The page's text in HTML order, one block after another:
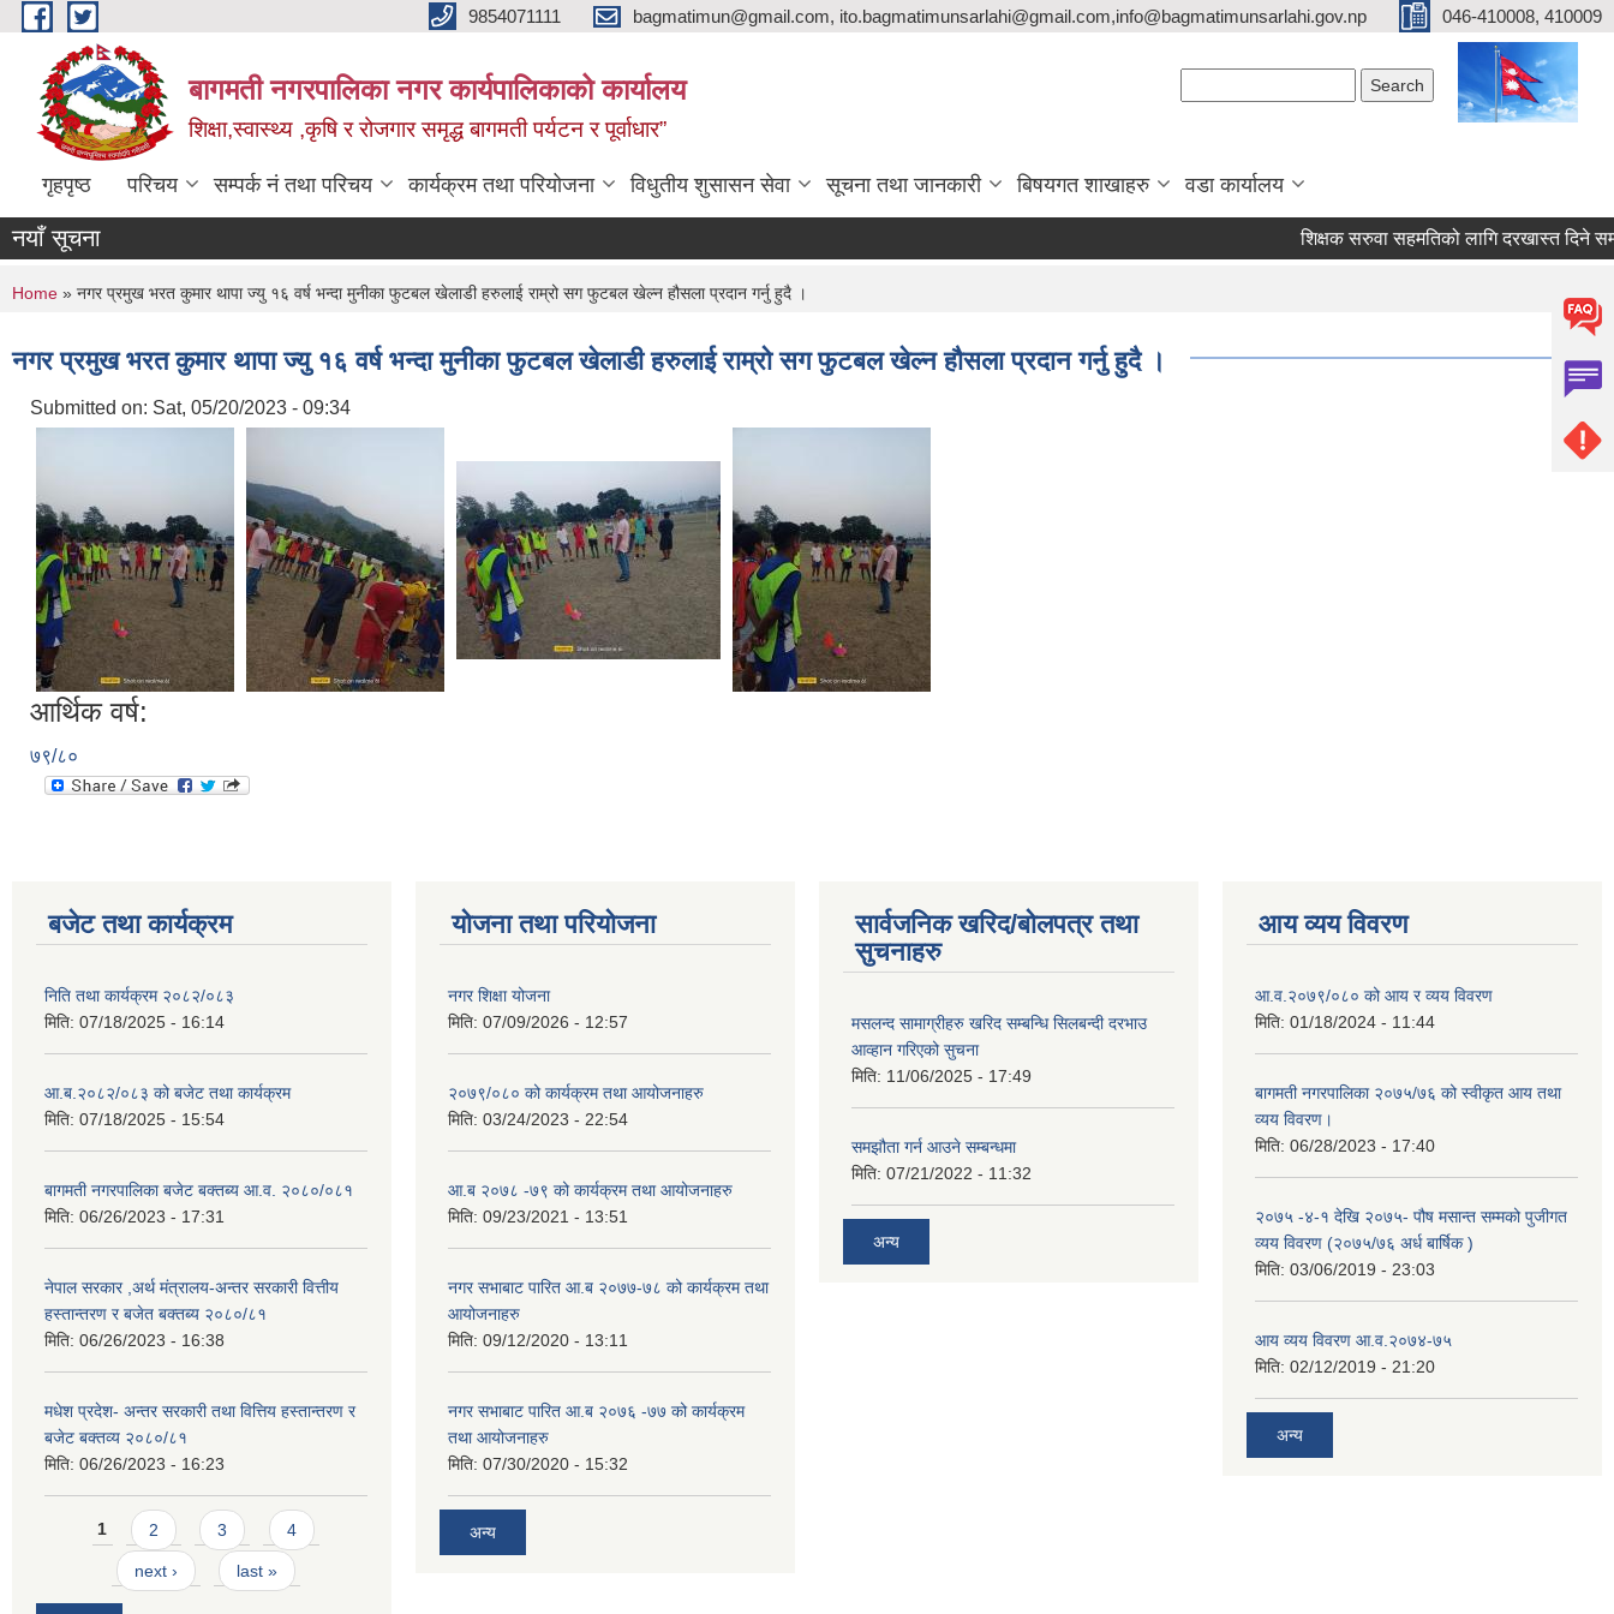
Skip to main content 9854071111 bagmatimun@gmail.com, ito.bagmatimunsarlahi@gmail.com,info@bagmatimunsarlahi.gov.np 046-410008, 410009
बागमती नगरपालिका नगर कार्यपालिकाको कार्यालय
शिक्षा,स्वास्थ्य ,कृषि र रोजगार समृद्ध बागमती पर्यटन र पूर्वाधार”
गृहपृष्ठ परिचय सम्पर्क नं तथा परिचय कार्यक्रम तथा परियोजना विधुतीय शुसासन सेवा सूचना तथा जानकारी बिषयगत शाखाहरु वडा कार्यालय
नयाँ सूचना शिक्षक सरुवा सहमतिको लागि दरखास्त दिने
You are here
Home » नगर प्रमुख भरत कुमार थापा ज्यु १६ वर्ष भन्दा मुनीका फुटबल खेलाडी हरुलाई राम्रो सग फुटबल खेल्न हौसला प्रदान गर्नु हुदै ।
नगर प्रमुख भरत कुमार थापा ज्यु १६ वर्ष भन्दा मुनीका फुटबल खेलाडी हरुलाई राम्रो सग फुटबल खेल्न हौसला प्रदान गर्नु हुदै ।
Submitted on: Sat, 05/20/2023 - 09:34
आर्थिक वर्ष:
७९/८०
बजेट तथा कार्यक्रम
निति तथा कार्यक्रम २०८२/०८३
मिति: 07/18/2025 - 16:14
आ.ब.२०८२/०८३ को बजेट तथा कार्यक्रम
मिति: 07/18/2025 - 15:54
बागमती नगरपालिका बजेट बक्तब्य आ.व. २०८०/०८१
मिति: 06/26/2023 - 17:31
नेपाल सरकार ,अर्थ मंत्रालय-अन्तर सरकारी वित्तीय
हस्तान्तरण र बजेत बक्तब्य २०८०/८१
मिति: 06/26/2023 - 16:38
मधेश प्रदेश- अन्तर सरकारी तथा वित्तिय हस्तान्तरण र
बजेट बक्तव्य २०८०/८१
मिति: 06/26/2023 - 16:23
Pages
1 2 3 4
next › last »
योजना तथा परियोजना
नगर शिक्षा योजना
मिति: 07/09/2026 - 12:57
२०७९/०८० को कार्यक्रम तथा आयोजनाहरु
मिति: 03/24/2023 - 22:54
आ.ब २०७८ -७९ को कार्यक्रम तथा आयोजनाहरु
मिति: 09/23/2021 - 13:51
नगर सभाबाट पारित आ.ब २०७७-७८ को कार्यक्रम तथा
आयोजनाहरु
मिति: 09/12/2020 - 13:11
नगर सभाबाट पारित आ.ब २०७६ -७७ को कार्यक्रम
तथा आयोजनाहरु
मिति: 07/30/2020 - 15:32
अन्य
सार्वजनिक खरिद/बोलपत्र तथा
सुचनाहरु
मसलन्द सामाग्रीहरु खरिद सम्बन्धि सिलबन्दी दरभाउ
आव्हान गरिएको सुचना
मिति: 11/06/2025 - 17:49
समझौता गर्न आउने सम्बन्धमा
मिति: 07/21/2022 - 11:32
अन्य
आय व्यय विवरण
आ.व.२०७९/०८० को आय र व्यय विवरण
मिति: 01/18/2024 - 11:44
बागमती नगरपालिका २०७५/७६ को स्वीकृत आय तथा
व्यय विवरण।
मिति: 06/28/2023 - 17:40
२०७५ -४-१ देखि २०७५- पौष मसान्त सम्मको पुजीगत
व्यय विवरण (२०७५/७६ अर्ध बार्षिक )
मिति: 03/06/2019 - 23:03
आय व्यय विवरण आ.व.२०७४-७५
मिति: 02/12/2019 - 21:20
अन्य